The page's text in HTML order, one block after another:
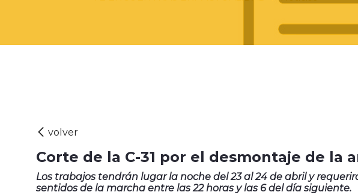
Corte de la C-31 por el desmontaje de la
Los trabajos tendrán lugar la noche del 23 al 24 de abril y
sentidos de la marcha entre las 22 horas y las 6 del día siguiente.